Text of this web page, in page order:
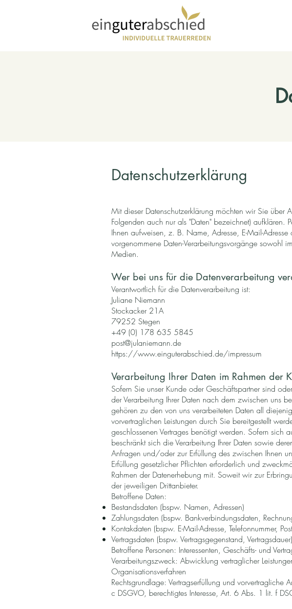
Datenschutzerklärung
Mit dieser Datenschutzerklärung möchten wir Sie über
Folgenden auch nur als "Daten" bezeichnet)
Ihnen aufweisen, z. B. Name, Adresse, E-Mail-
vorgenommene Daten-Verarbeitungsvorgänge sowohl
Medien.
Wer bei uns für die Datenverarbeitung
Verantwortlich für die Datenverarbeitung ist:
Juliane Niemann
Stockacker 21A
79252 Stegen
+49 (0) 178 635 5845
post@julaniemann.de
https://www.einguterabschied.de/impressum
Verarbeitung Ihrer Daten im Rahmen der
Sofern Sie unser Kunde oder Geschäftspartner sind
der Verarbeitung Ihrer Daten nach dem zwischen uns
gehören zu den von uns verarbeiteten Daten all
vorvertraglichen Leistungen durch Sie bereitgestellt
geschlossenen Vertrages benötigt werden. Sofern sich
beschränkt sich die Verarbeitung Ihrer Daten sowie
Anfragen und/oder zur Erfüllung des zwischen Ihnen
Erfüllung gesetzlicher Pflichten erforderlich und
Rahmen der Datenerhebung mit. Soweit wir zur
der jeweiligen Drittanbieter.
Betroffene Daten:
Bestandsdaten (bspw. Namen, Adressen)
Zahlungsdaten (bspw. Bankverbindungsdaten,
Kontakdaten (bspw. E-Mail-Adresse, Telefonnummer,
Vertragsdaten (bspw. Vertragsgegenstand, Vertragsdauer)
Betroffene Personen: Interessenten, Geschäfts- und
Verarbeitungszweck: Abwicklung vertraglicher
Organisationsverfahren
Rechtsgrundlage: Vertragserfüllung und
c DSGVO, berechtigtes Interesse, Art. 6 Abs. 1 lit. f